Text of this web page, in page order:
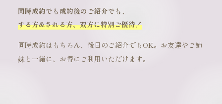
同時成約でも成約後のご紹介でも、
する方&される方、双方に特別ご優待！
同時成約はもちろん、後日のご紹介でもOK。お友達やご姉
妹と一緒に、お得にご利用いただけます。